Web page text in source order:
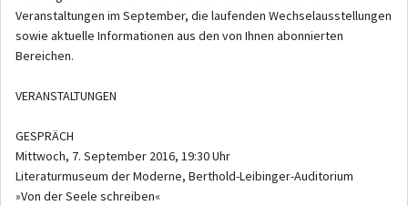
Veranstaltungen im September, die laufenden Wechselausstellungen
sowie aktuelle Informationen aus den von Ihnen abonnierten
Bereichen.
VERANSTALTUNGEN
GESPRÄCH
Mittwoch, 7. September 2016, 19:30 Uhr
Literaturmuseum der Moderne, Berthold-Leibinger-Auditorium
»Von der Seele schreiben«